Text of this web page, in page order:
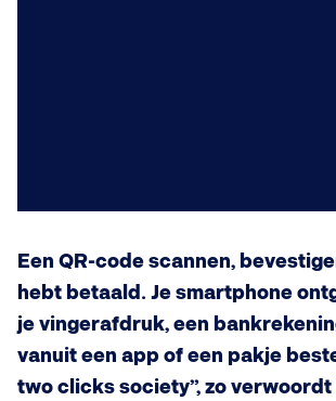
Een QR-code scannen,
hebt betaald. Je smartphone
je vingerafdruk, een
vanuit een app of een pakje
two clicks society”, zo verwoordt